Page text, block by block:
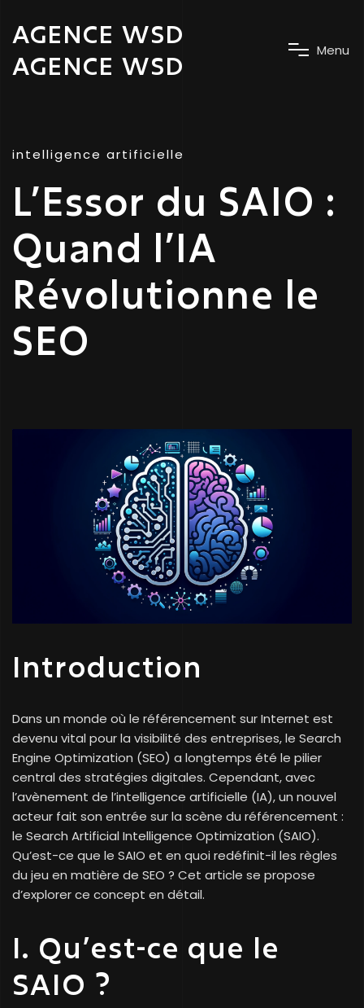
AGENCE WSD
AGENCE WSD
Menu
intelligence artificielle
L’Essor du SAIO :
Quand l’IA
Révolutionne le
SEO
Introduction
Dans un monde où le référencement sur Internet est
devenu vital pour la visibilité des entreprises, le Search
Engine Optimization (SEO) a longtemps été le pilier
central des stratégies digitales. Cependant, avec
l’avènement de l’intelligence artificielle (IA), un nouvel
acteur fait son entrée sur la scène du référencement :
le Search Artificial Intelligence Optimization (SAIO).
Qu’est-ce que le SAIO et en quoi redéfinit-il les règles
du jeu en matière de SEO ? Cet article se propose
d’explorer ce concept en détail.
I. Qu’est-ce que le
SAIO ?